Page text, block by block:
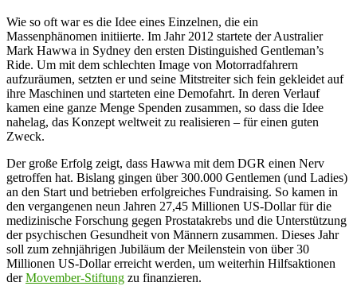
Wie so oft war es die Idee eines Einzelnen, die ein
Massenphänomen initiierte. Im Jahr 2012 startete der Australier
Mark Hawwa in Sydney den ersten Distinguished Gentleman’s
Ride. Um mit dem schlechten Image von Motorradfahrern
aufzuräumen, setzten er und seine Mitstreiter sich fein gekleidet auf
ihre Maschinen und starteten eine Demofahrt. In deren Verlauf
kamen eine ganze Menge Spenden zusammen, so dass die Idee
nahelag, das Konzept weltweit zu realisieren – für einen guten
Zweck.
Der große Erfolg zeigt, dass Hawwa mit dem DGR einen Nerv
getroffen hat. Bislang gingen über 300.000 Gentlemen (und Ladies)
an den Start und betrieben erfolgreiches Fundraising. So kamen in
den vergangenen neun Jahren 27,45 Millionen US-Dollar für die
medizinische Forschung gegen Prostatakrebs und die Unterstützung
der psychischen Gesundheit von Männern zusammen. Dieses Jahr
soll zum zehnjährigen Jubiläum der Meilenstein von über 30
Millionen US-Dollar erreicht werden, um weiterhin Hilfsaktionen
derMovember-Stiftung zu finanzieren.